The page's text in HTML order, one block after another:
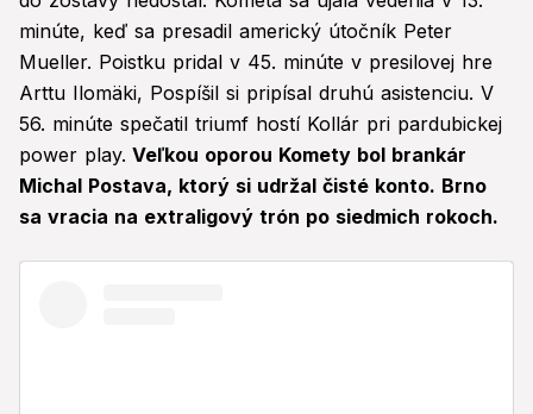
minúte, keď sa presadil americký útočník Peter
Mueller. Poistku pridal v 45. minúte v presilovej hre
Arttu Ilomäki, Pospíšil si pripísal druhú asistenciu. V
56. minúte spečatil triumf hostí Kollár pri pardubickej
power play. Veľkou oporou Komety bol brankár
Michal Postava, ktorý si udržal čisté konto. Brno
sa vracia na extraligový trón po siedmich rokoch.